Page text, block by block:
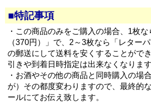
■特記事項
・この商品のみをご購入の場合、1枚
（370円）」で、2～3枚なら「レター
の郵送にして送料を安くすることがで
引きや到着日時指定は出来なくなります
・お酒やその他の商品と同時購入の場
が）その都度変わりますので、最終的
ールにてお伝え致します。